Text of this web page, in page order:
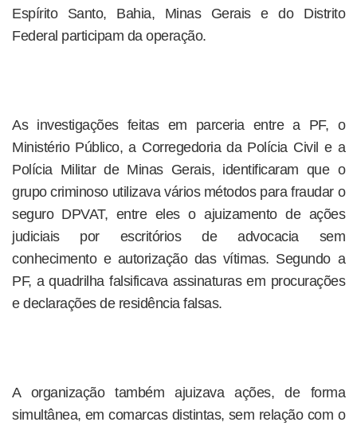
Espírito Santo, Bahia, Minas Gerais e do Distrito
Federal participam da operação.
As investigações feitas em parceria entre a PF, o
Ministério Público, a Corregedoria da Polícia Civil e a
Polícia Militar de Minas Gerais, identificaram que o
grupo criminoso utilizava vários métodos para fraudar o
seguro DPVAT, entre eles o ajuizamento de ações
judiciais por escritórios de advocacia sem
conhecimento e autorização das vítimas. Segundo a
PF, a quadrilha falsificava assinaturas em procurações
e declarações de residência falsas.
A organização também ajuizava ações, de forma
simultânea, em comarcas distintas, sem relação com o